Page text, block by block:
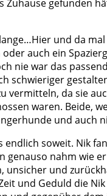
Zuhause gefunden
und da mal
auch ein
nie war das
schwieriger
vermitteln, da sie
waren. Beide,
und auch
endlich soweit. Nik
genauso nahm wie
unsicher und
und Geduld die